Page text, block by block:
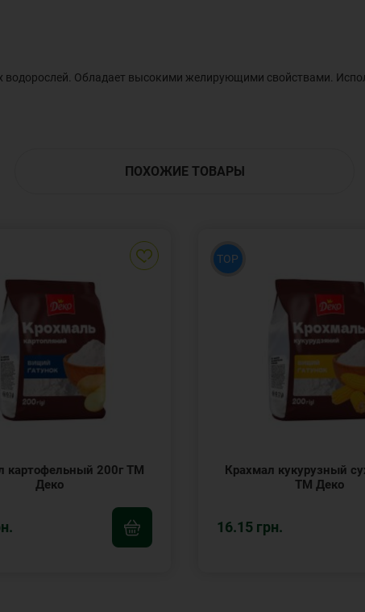
Обладает высокими желирующими свойствами.
ПОХОЖИЕ ТОВАРЫ
картофельный 200г ТМ
Деко
TOP
Крахмал кукурузный
ТМ Деко
16.15 грн.